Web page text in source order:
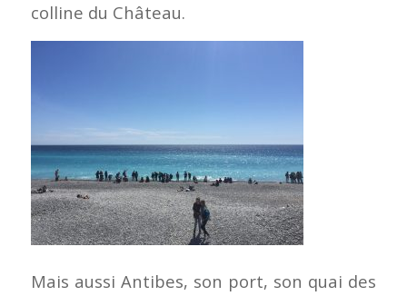
colline du Château.
Mais aussi Antibes, son port, son quai des